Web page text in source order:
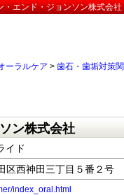
エンド・ジョンソン株式会
ーラルケア > 歯石・歯垢対策
ン株式会社
イド
西神田三丁目５番２号
index_oral.html